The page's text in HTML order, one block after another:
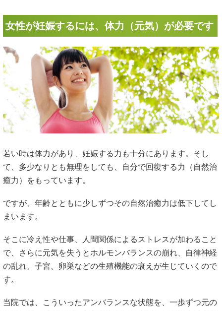
女性が妊娠するには、体力（元気）が必要です
若い時は体力があり、妊娠する力も十分にあります。そし
て、多少なりとも無理をしても、自分で回復する力（自然治
癒力）をもっています。
ですが、年齢とともに少しずつその自然治癒力は低下してし
まいます。
そこに冷え性や仕事、人間関係によるストレスが加わること
で、さらに元気を失うとホルモンバランスの崩れ、自律神経
の乱れ、子宮、卵巣などの生殖機能の衰えが生じていくので
す。
当院では、こういったアンバランスな状態を、一歩ずつ元の